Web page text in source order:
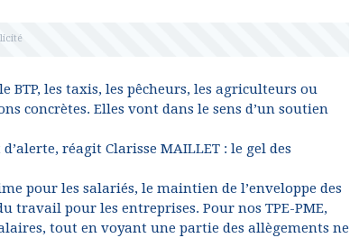
les taxis, les pêcheurs, les agriculteurs ou
concrètes. Elles vont dans le sens d’un soutien
réagit Clarisse MAILLET : le gel des
pour les salariés, le maintien de l’enveloppe des
travail pour les entreprises. Pour nos TPE-PME,
tout en voyant une partie des allègements ne